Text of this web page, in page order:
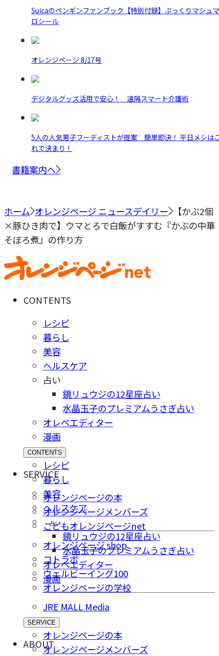
Suicaのペンギンファンブック【特別付録】ぷっくりマシュマ
ロシール
オレンジページ 8/17号
デジタルグッズ活用で安心！ 遠隔スマート介護術
5人の人気男子フーディストが提案 簡単即決！ 平日メシは
れで決まり！
書籍案内へ
ホーム オレンジページ ニュースデイリー
【かぶ2個
×豚ひき肉で】ウマとろで白飯がすすむ『かぶの中華
そぼろ煮』の作り方
CONTENTS
レシピ
暮らし
美容
ヘルスケア
占い
鏡リュウジの12星座占い
水晶玉子のプレミアムうさぎ占い
オレペエディター
漫画
CONTENTS
レシピ
暮らし
美容
ヘルスケア
占い
鏡リュウジの12星座占い
水晶玉子のプレミアムうさぎ占い
オレペエディター
漫画
SERVICE
オレンジページの本
オレンジページメンバーズ
こどもオレンジページnet
オレンジページ shop
コトラボ
ウェルビーイング100
オレンジページの学校
JRE MALL Media
SERVICE
オレンジページの本
オレンジページメンバーズ
ABOUT